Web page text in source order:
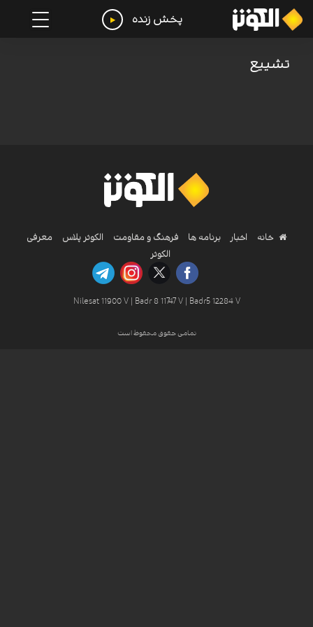
پخش زنده
تشییع
خانه اخبار برنامه ها فرهنگ و مقاومت الکوثر پلاس
معرفی
الکوثر
Nilesat 11900 V | Badr 8 11747 V | Badr5 12284 V
تمامی حقوق محفوظ است